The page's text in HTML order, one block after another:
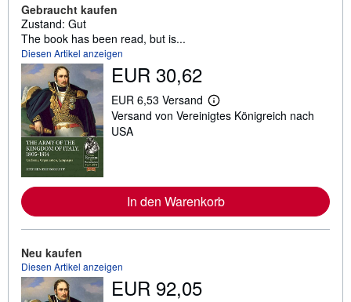
Gebraucht kaufen
Zustand: Gut
The book has been read, but is...
Diesen Artikel anzeigen
EUR 30,62
EUR 6,53 Versand
W
e
I
n
Versand von Vereinigtes Königreich nach
USA
In den Warenkorb
Neu kaufen
Diesen Artikel anzeigen
EUR 92,05